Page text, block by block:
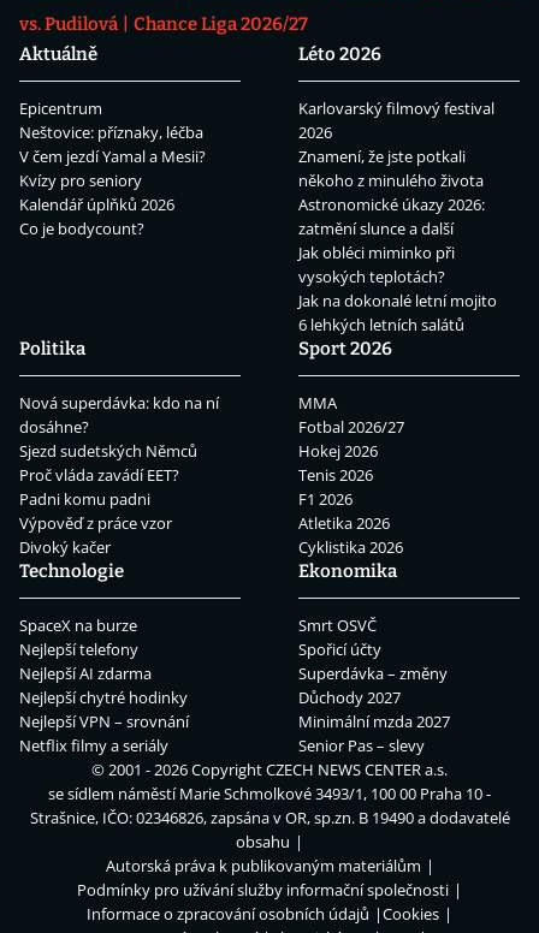
vs. Pudilová
Chance Liga 2026/27
Aktuálně
Epicentrum
Neštovice: příznaky, léčba
V čem jezdí Yamal a Mesii?
Kvízy pro seniory
Kalendář úplňků 2026
Co je bodycount?
Léto 2026
Karlovarský filmový festival
2026
Znamení, že jste potkali
někoho z minulého života
Astronomické úkazy 2026:
zatmění slunce a další
Jak obléci miminko při
vysokých teplotách?
Jak na dokonalé letní mojito
6 lehkých letních salátů
Politika
Nová superdávka: kdo na ní
dosáhne?
Sjezd sudetských Němců
Proč vláda zavádí EET?
Padni komu padni
Výpověď z práce vzor
Divoký kačer
Sport 2026
MMA
Fotbal 2026/27
Hokej 2026
Tenis 2026
F1 2026
Atletika 2026
Cyklistika 2026
Technologie
SpaceX na burze
Nejlepší telefony
Nejlepší AI zdarma
Nejlepší chytré hodinky
Nejlepší VPN – srovnání
Netflix filmy a seriály
Ekonomika
Smrt OSVČ
Spořicí účty
Superdávka – změny
Důchody 2027
Minimální mzda 2027
Senior Pas – slevy
© 2001 - 2026 CopyrightCZECH NEWS CENTER a.s.
se sídlem náměstí Marie Schmolkové 3493/1, 100 00 Praha 10 -
Strašnice, IČO: 02346826, zapsána v OR, sp.zn. B 19490 a dodavatelé
obsahu
Autorská práva k publikovaným materiálům
Podmínky pro užívání služby informační společnosti
Informace o zpracování osobních údajů
Cookies